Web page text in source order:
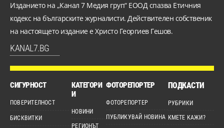
Изданието на „Канал 7 Медия груп“ ЕООД спазва Етичния
кодекс на българските журналисти. Действителен собственик
на настоящето издание е Христо Георгиев Гешов.
KANAL7.BG
СИГУРНОСТ
ПОВЕРИТЕЛНОСТ
БИСКВИТКИ
КАТЕГОРИ
И
НОВИНИ
РЕГИОНЪТ
ФОТОРЕПОРТЕР
ФОТОРЕПОРТЕР
ПУБЛИКУВАЙ НОВИНА
ПОДКАСТИ
РУБРИКИ
КМЕТЕ КАЖИ?